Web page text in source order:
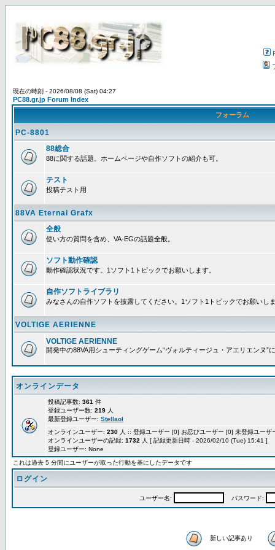
現在の時刻 - 2026/08/08 (Sat) 04:27
PC88.gr.jp Forum Index
フォーラム
PC-8801
88総合
88に関する話題。ホームページや自作ソフトの紹介も可。
テスト
投稿テスト用
88VA Eternal Grafx
全般
使い方の質問を含め、VA-EGの話題全般。
ソフト動作確認
動作確認状況です。1ソフト1トピックでお願いします。
自作ソフトライブラリ
みなさんの自作ソフトを披露してください。1ソフト1トピックでお願いし
VOLTIGE AERIENNE
VOLTIGE AERIENNE
開発中の88VA用シューティングゲーム“ヴォルティージュ・アエリエンヌ”
オンラインデータ
投稿記事数: 361 件
登録ユーザー数: 219 人
最新登録ユーザー: Stellaol
オンラインユーザー: 230 人 :: 登録ユーザー [0] お忍びユーザー [0] 未登録ユー
オンラインユーザーの記録: 1732 人 [ 記録更新日時 - 2026/02/10 (Tue) 15:41 ]
登録ユーザー: None
これは過去 5 分間にユーザーが取った行動を基にしたデータです
ログイン
ユーザー名: パスワード:
新しい記事あり